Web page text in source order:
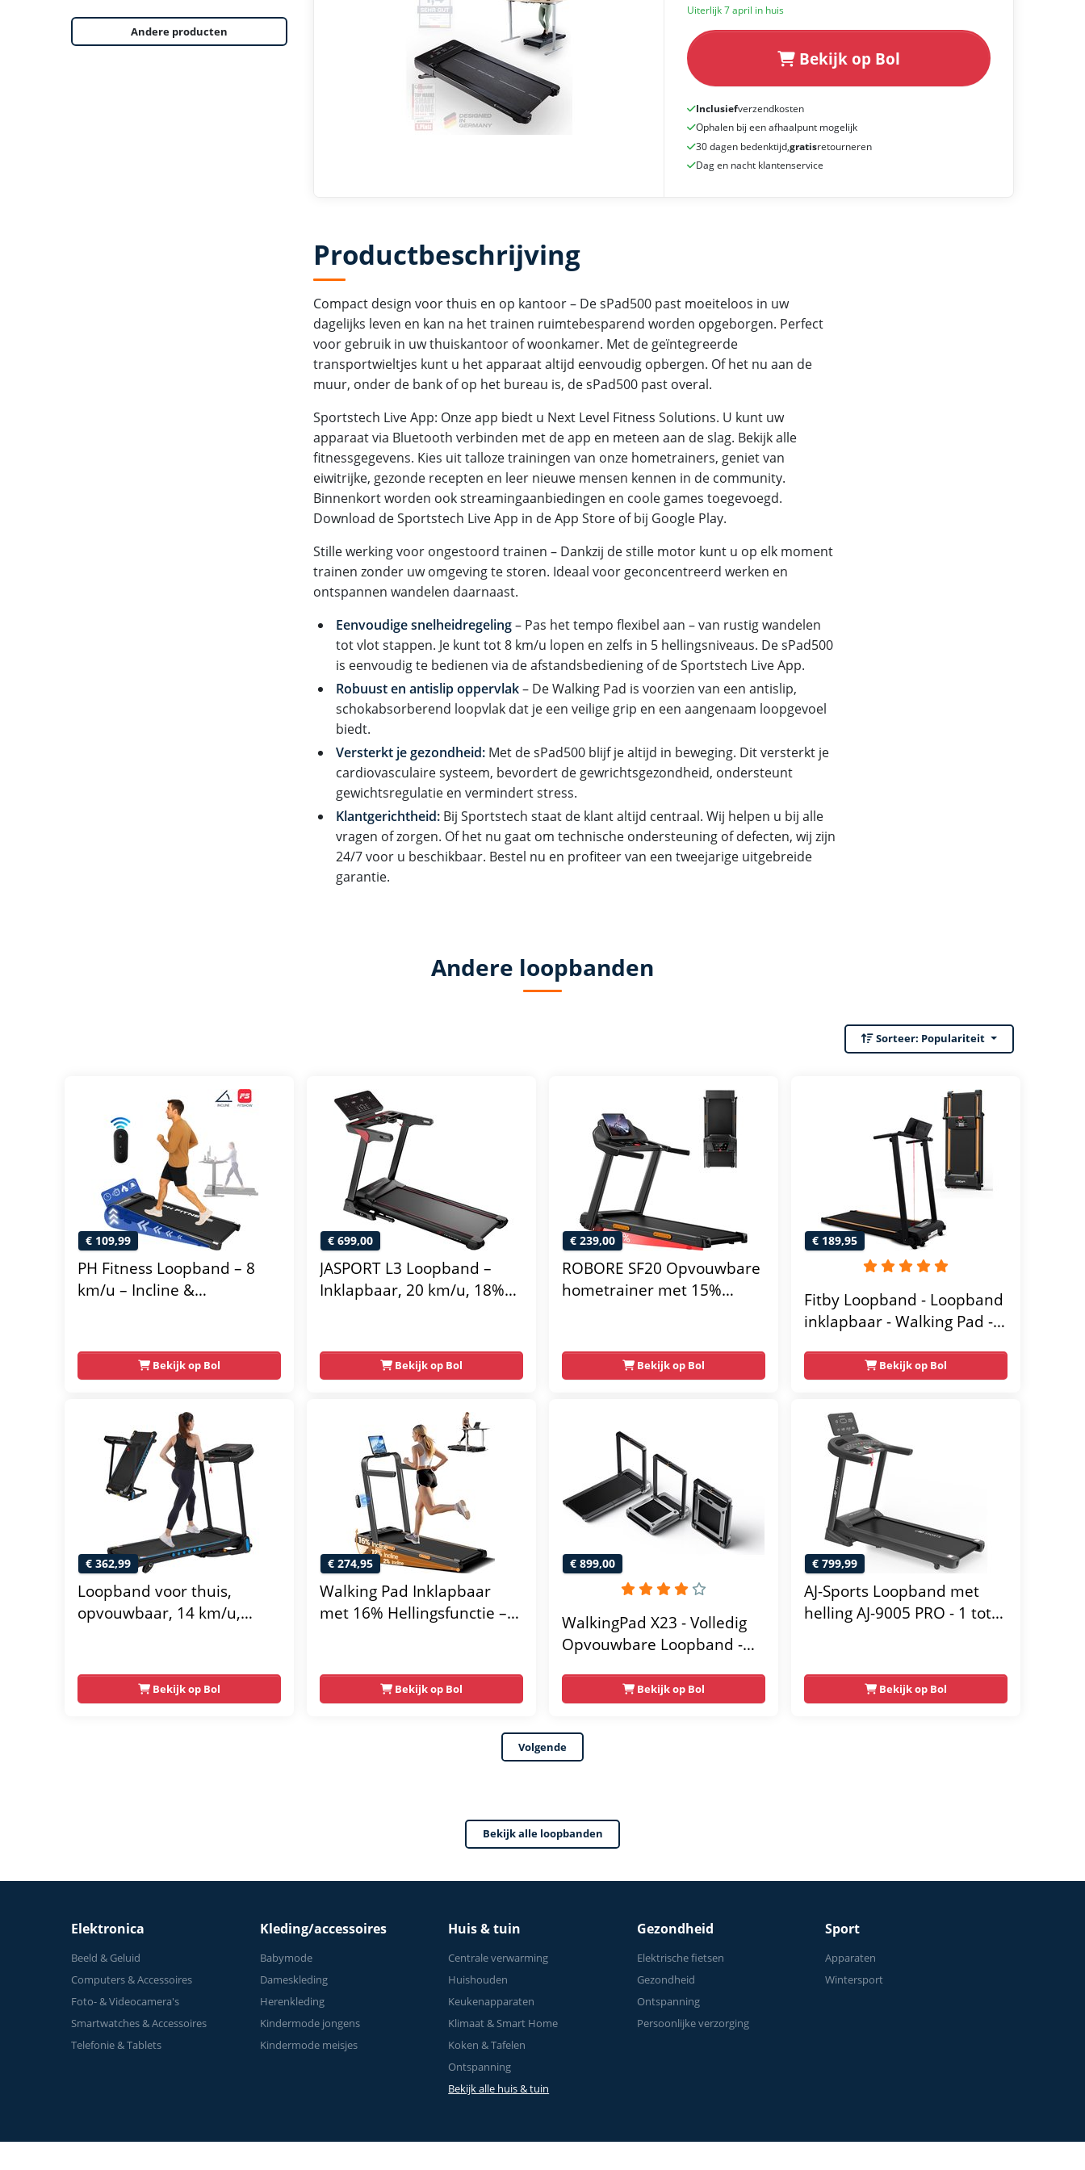
Andere producten
Uiterlijk 7 april in huis
Bekijk op Bol
Inclusiefverzendkosten
Ophalen bij een afhaalpunt mogelijk
30 dagen bedenktijd,gratisretourneren
Dag en nacht klantenservice
Productbeschrijving
Compact design voor thuis en op kantoor – De sPad500 past moeiteloos in uw
dagelijks leven en kan na het trainen ruimtebesparend worden opgeborgen. Perfect
voor gebruik in uw thuiskantoor of woonkamer. Met de geïntegreerde
transportwieltjes kunt u het apparaat altijd eenvoudig opbergen. Of het nu aan de
muur, onder de bank of op het bureau is, de sPad500 past overal.
Sportstech Live App: Onze app biedt u Next Level Fitness Solutions. U kunt uw
apparaat via Bluetooth verbinden met de app en meteen aan de slag. Bekijk alle
fitnessgegevens. Kies uit talloze trainingen van onze hometrainers, geniet van
eiwitrijke, gezonde recepten en leer nieuwe mensen kennen in de community.
Binnenkort worden ook streamingaanbiedingen en coole games toegevoegd.
Download de Sportstech Live App in de App Store of bij Google Play.
Stille werking voor ongestoord trainen – Dankzij de stille motor kunt u op elk moment
trainen zonder uw omgeving te storen. Ideaal voor geconcentreerd werken en
ontspannen wandelen daarnaast.
Eenvoudige snelheidregeling– Pas het tempo flexibel aan – van rustig wandelen
tot vlot stappen. Je kunt tot 8 km/u lopen en zelfs in 5 hellingsniveaus. De sPad500
is eenvoudig te bedienen via de afstandsbediening of de Sportstech Live App.
Robuust en antislip oppervlak– De Walking Pad is voorzien van een antislip,
schokabsorberend loopvlak dat je een veilige grip en een aangenaam loopgevoel
biedt.
Versterkt je gezondheid: Met de sPad500 blijf je altijd in beweging. Dit versterkt je
cardiovasculaire systeem, bevordert de gewrichtsgezondheid, ondersteunt
gewichtsregulatie en vermindert stress.
Klantgerichtheid: Bij Sportstech staat de klant altijd centraal. Wij helpen u bij alle
vragen of zorgen. Of het nu gaat om technische ondersteuning of defecten, wij zijn
24/7 voor u beschikbaar. Bestel nu en profiteer van een tweejarige uitgebreide
garantie.
Andere loopbanden
Sorteer: Populariteit
€ 109,99
PH Fitness Loopband – 8
km/u – Incline &
B1S – Black / Zwart –
Fitshow App – Walking Pad
Loopband Fitness
Bekijk op Bol
€ 699,00
JASPORT L3 Loopband –
Inklapbaar, 20 km/u, 18%
Bekijk op Bol
€ 239,00
ROBORE SF20 Opvouwbare
hometrainer met 15%
draagvermogen van 136 kg,
stille borstelloze motor van
schokdemping, 7-laags
Bekijk op Bol
€ 189,95
Fitby Loopband - Loopband
inklapbaar - Walking Pad -
LED scherm - Zwart
Bekijk op Bol
€ 362,99
Loopband voor thuis,
opvouwbaar, 14 km/u,
loopband met helling 6%,
loopband voor thuis met
Bekijk op Bol
€ 274,95
Walking Pad Inklapbaar
met 16% Hellingsfunctie –
Display &
Afstandsbediening –
Bekijk op Bol
€ 899,00
WalkingPad X23 - Volledig
Opvouwbare Loopband -
Bekijk op Bol
€ 799,99
AJ-Sports Loopband met
helling AJ-9005 PRO - 1 tot
Elektronische Helling
Functie - Hardloopband -
Bekijk op Bol
Volgende
Bekijk alle loopbanden
Elektronica
Beeld & Geluid
Computers & Accessoires
Foto- & Videocamera's
Smartwatches & Accessoires
Telefonie & Tablets
Kleding/accessoires
Babymode
Dameskleding
Herenkleding
Kindermode jongens
Kindermode meisjes
Huis & tuin
Centrale verwarming
Huishouden
Keukenapparaten
Klimaat & Smart Home
Koken & Tafelen
Ontspanning
Bekijk alle huis & tuin
Gezondheid
Elektrische fietsen
Gezondheid
Ontspanning
Persoonlijke verzorging
Sport
Apparaten
Wintersport